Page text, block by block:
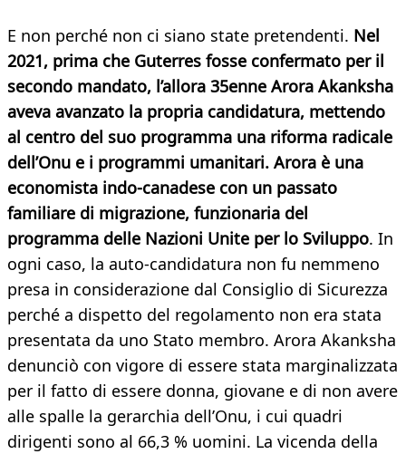
E non perché non ci siano state pretendenti. Nel
2021, prima che Guterres fosse confermato per il
secondo mandato, l’allora 35enne Arora Akanksha
aveva avanzato la propria candidatura, mettendo
al centro del suo programma una riforma radicale
dell’Onu e i programmi umanitari. Arora è una
economista indo-canadese con un passato
familiare di migrazione, funzionaria del
programma delle Nazioni Unite per lo Sviluppo. In
ogni caso, la auto-candidatura non fu nemmeno
presa in considerazione dal Consiglio di Sicurezza
perché a dispetto del regolamento non era stata
presentata da uno Stato membro. Arora Akanksha
denunciò con vigore di essere stata marginalizzata
per il fatto di essere donna, giovane e di non avere
alle spalle la gerarchia dell’Onu, i cui quadri
dirigenti sono al 66,3 % uomini. La vicenda della